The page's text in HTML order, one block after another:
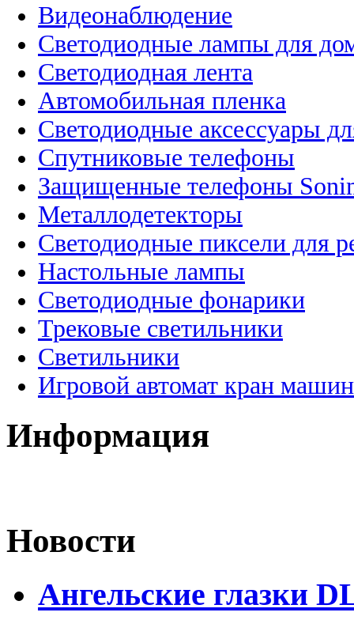
Видеонаблюдение
Светодиодные лампы для
Светодиодная лента
Автомобильная пленка
Светодиодные аксессуары
Спутниковые телефоны
Защищенные телефоны
Металлодетекторы
Светодиодные пиксели для
Настольные лампы
Светодиодные фонарики
Трековые светильники
Светильники
Игровой автомат кран
Информация
Новости
Ангельские глазки